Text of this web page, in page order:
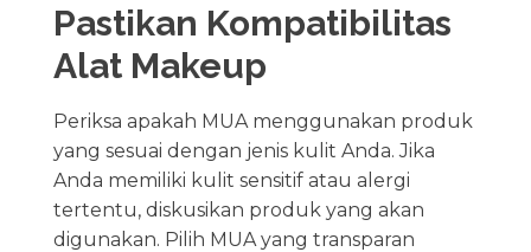
Pastikan Kompatibilitas
Alat Makeup
Periksa apakah MUA menggunakan produk
yang sesuai dengan jenis kulit Anda. Jika
Anda memiliki kulit sensitif atau alergi
tertentu, diskusikan produk yang akan
digunakan. Pilih MUA yang transparan